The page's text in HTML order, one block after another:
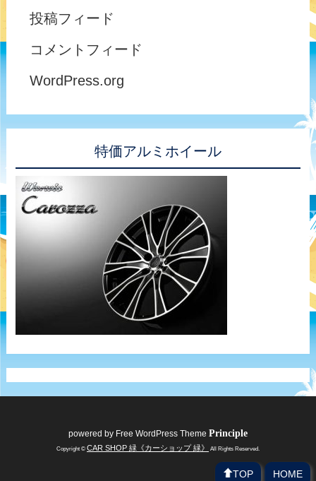
投稿フィード
コメントフィード
WordPress.org
特価アルミホイール
powered by Free WordPress Theme Principle
Copyright © CAR SHOP 緑《カーショップ 緑》 All Rights Reserved.
HOME
TOP